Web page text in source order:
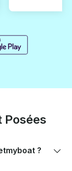
Posées
?